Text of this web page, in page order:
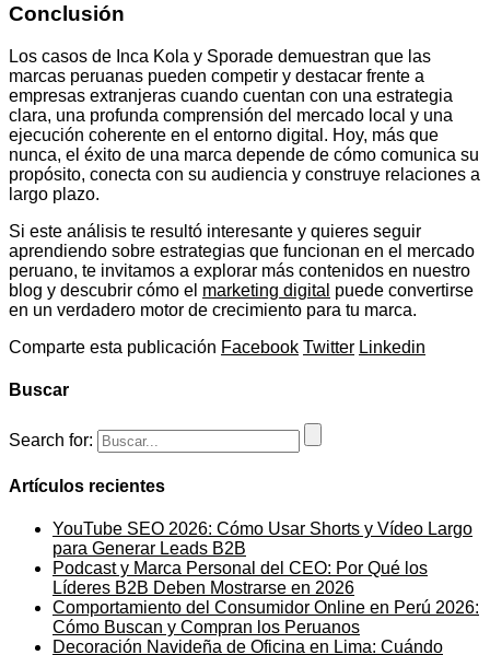
Conclusión
Los casos de Inca Kola y Sporade demuestran que las
marcas peruanas pueden competir y destacar frente a
empresas extranjeras cuando cuentan con una estrategia
clara, una profunda comprensión del mercado local y una
ejecución coherente en el entorno digital. Hoy, más que
nunca, el éxito de una marca depende de cómo comunica su
propósito, conecta con su audiencia y construye relaciones a
largo plazo.
Si este análisis te resultó interesante y quieres seguir
aprendiendo sobre estrategias que funcionan en el mercado
peruano, te invitamos a explorar más contenidos en nuestro
blog y descubrir cómo el marketing digital puede convertirse
en un verdadero motor de crecimiento para tu marca.
Comparte esta publicación Facebook Twitter Linkedin
Buscar
Search for:
Artículos recientes
YouTube SEO 2026: Cómo Usar Shorts y Vídeo Largo
para Generar Leads B2B
Podcast y Marca Personal del CEO: Por Qué los
Líderes B2B Deben Mostrarse en 2026
Comportamiento del Consumidor Online en Perú 2026:
Cómo Buscan y Compran los Peruanos
Decoración Navideña de Oficina en Lima: Cuándo